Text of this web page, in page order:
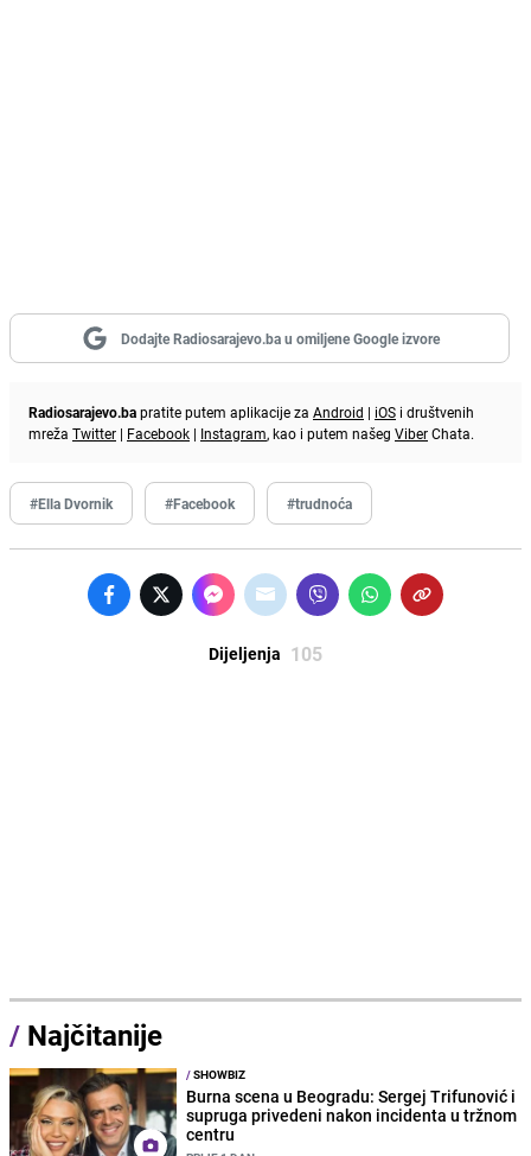
Dodajte Radiosarajevo.ba u omiljene Google izvore
Radiosarajevo.bapratite putem aplikacije za Android | iOS i društvenih
mreža Twitter | Facebook | Instagram, kao i putem našeg ViberChata.
#Ella Dvornik #Facebook #trudnoća
Dijeljenja 105
/ Najčitanije
/SHOWBIZ
Burna scena u Beogradu: Sergej Trifunović i
supruga privedeni nakon incidenta u tržnom
centru